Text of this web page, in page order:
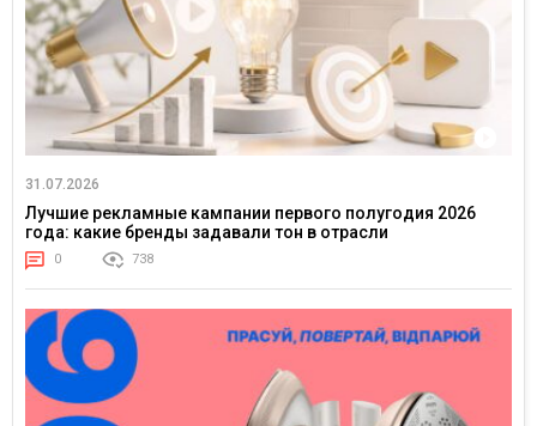
31.07.2026
Лучшие рекламные кампании первого полугодия 2026
года: какие бренды задавали тон в отрасли
0 738